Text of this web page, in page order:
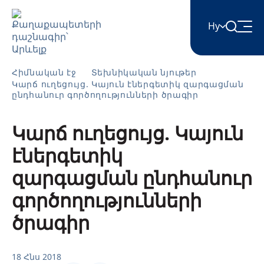
Hy
English
Azərbaycan
ქართული
Română
Հիմնական էջ
Տեխնիկական նյութեր
Կարճ ուղեցույց. Կայուն էներգետիկ զարգացման
ընդհանուր գործողությունների ծրագիր
Կարճ ուղեցույց. Կայուն
էներգետիկ
զարգացման ընդհանուր
գործողությունների
ծրագիր
18 Հնս 2018